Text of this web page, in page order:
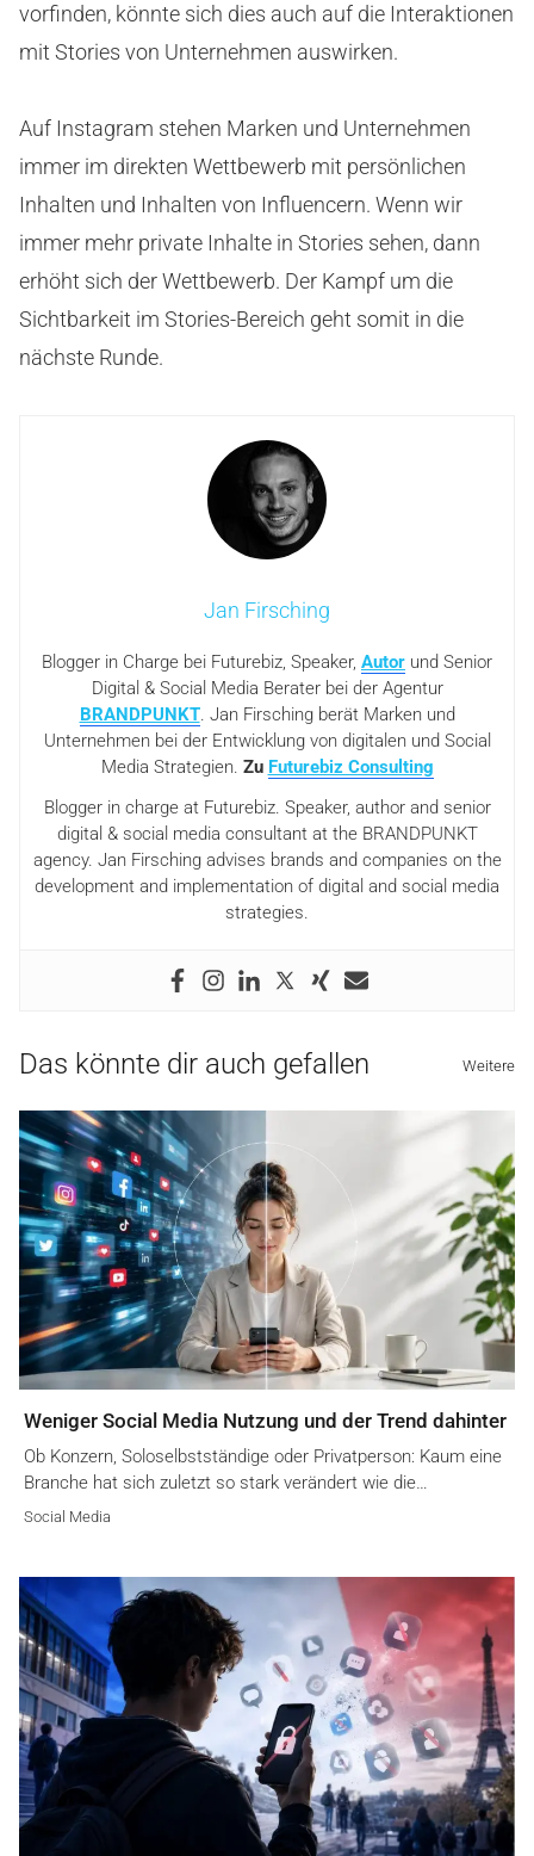
vorfinden, könnte sich dies auch auf die Interaktionen
mit Stories von Unternehmen auswirken.
Auf Instagram stehen Marken und Unternehmen
immer im direkten Wettbewerb mit persönlichen
Inhalten und Inhalten von Influencern. Wenn wir
immer mehr private Inhalte in Stories sehen, dann
erhöht sich der Wettbewerb. Der Kampf um die
Sichtbarkeit im Stories-Bereich geht somit in die
nächste Runde.
Jan Firsching
Blogger in Charge bei Futurebiz, Speaker, Autor und Senior
Digital & Social Media Berater bei der Agentur
BRANDPUNKT. Jan Firsching berät Marken und
Unternehmen bei der Entwicklung von digitalen und Social
Media Strategien. Zu Futurebiz Consulting
Blogger in charge at Futurebiz. Speaker, author and senior
digital & social media consultant at the BRANDPUNKT
agency. Jan Firsching advises brands and companies on the
development and implementation of digital and social media
strategies.
Das könnte dir auch gefallen Weitere
Weniger Social Media Nutzung und der Trend dahinter
Ob Konzern, Soloselbstständige oder Privatperson: Kaum eine
Branche hat sich zuletzt so stark verändert wie die…
Social Media